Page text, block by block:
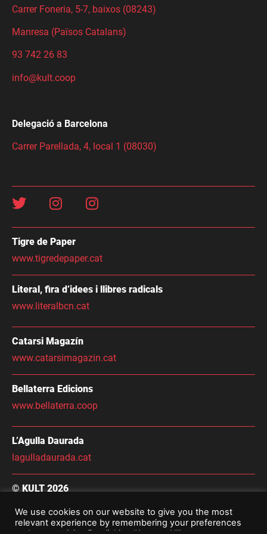
Carrer Foneria, 5-7, baixos (08243)
Manresa (Països Catalans)
93 742 26 83
info@kult.coop
Delegació a Barcelona
Carrer Parellada, 4, local 1 (08030)
Tigre de Paper
www.tigredepaper.cat
Literal, fira d’idees i llibres radicals
www.literalbcn.cat
Catarsi Magazín
www.catarsimagazin.cat
Bellaterra Edicions
www.bellaterra.coop
L’Agulla Daurada
lagulladaurada.cat
© KULT 2026
Condicions Generals de Contractació
Avís Legal i Política De Privacitat
We use cookies on our website to give you the most
relevant experience by remembering your preferences